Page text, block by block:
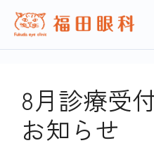
8月診療受
お知らせ